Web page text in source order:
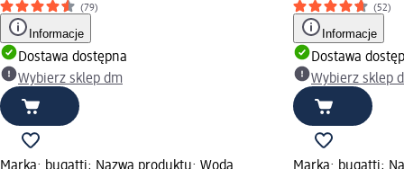
(79)
Informacje
Dostawa dostępna
Wybierz sklep dm
(52)
Informacje
Dostawa
Wybierz sklep